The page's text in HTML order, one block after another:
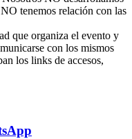
tenemos relación con las
que organiza el evento y
con los mismos
los links de accesos,